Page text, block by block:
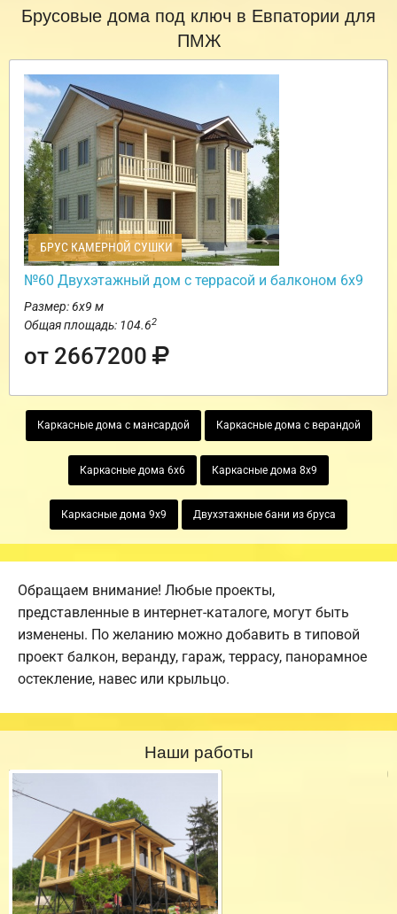
Брусовые дома под ключ в Евпатории для
ПМЖ
БРУС КАМЕРНОЙ СУШКИ
№60 Двухэтажный дом с террасой и балконом 6х9
Размер: 6х9 м
Общая площадь: 104.62
от 2667200
Каркасные дома с мансардой Каркасные дома с верандой
Каркасные дома 6х6 Каркасные дома 8х9
Каркасные дома 9х9 Двухэтажные бани из бруса
Обращаем внимание! Любые проекты,
представленные в интернет-каталоге, могут быть
изменены. По желанию можно добавить в типовой
проект балкон, веранду, гараж, террасу, панорамное
остекление, навес или крыльцо.
Наши работы